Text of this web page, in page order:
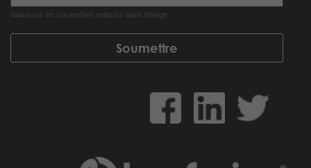
Saisissez les caractères indiqués dans l'image.